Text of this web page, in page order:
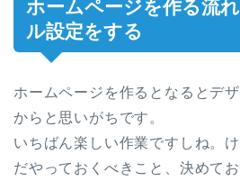
ホームページを作る流
ル設定をする
ホームページを作るとなるとデ
からと思いがちです。
いちばん楽しい作業ですしね。
だやっておくべきこと、決めて